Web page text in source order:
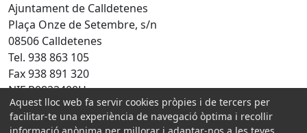
Ajuntament de Calldetenes
Plaça Onze de Setembre, s/n
08506 Calldetenes
Tel. 938 863 105
Fax 938 891 320
NIF P0822400H
Amb la col·laboració de:
Aquest lloc web fa servir cookies pròpies i de tercers per
facilitar-te una experiència de navegació òptima i recollir